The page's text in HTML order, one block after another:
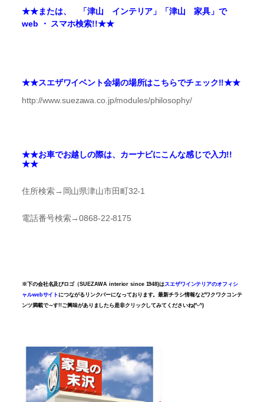
★★または、 「津山 インテリア」「津山 家具」で
web ・ スマホ検索!!★★
★★スエザワイベント会場の場所はこちらでチェック!!★★
http://www.suezawa.co.jp/modules/philosophy/
★★お車でお越しの際は、カーナビにこんな感じで入力!!
★★
住所検索→岡山県津山市田町32-1
電話番号検索→0868-22-8175
※下の会社名及びロゴ（SUEZAWA interior since 1948)はスエザワインテリアのオフィシ
ャルwebサイト につながるリンクバーになっております。最新チラシ情報などワクワクコンテ
ンツ満載で～す!!ご興味がありましたら是非クリックしてみてくださいね(^-^)